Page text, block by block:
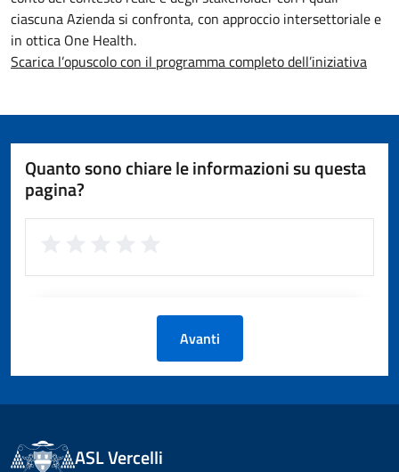
ciascuna Azienda si confronta, con approccio intersettoriale e
in ottica One Health.
Scarica l’opuscolo con il programma completo dell’iniziativa
Quanto sono chiare le informazioni su questa
pagina?
Avanti
ASL Vercelli